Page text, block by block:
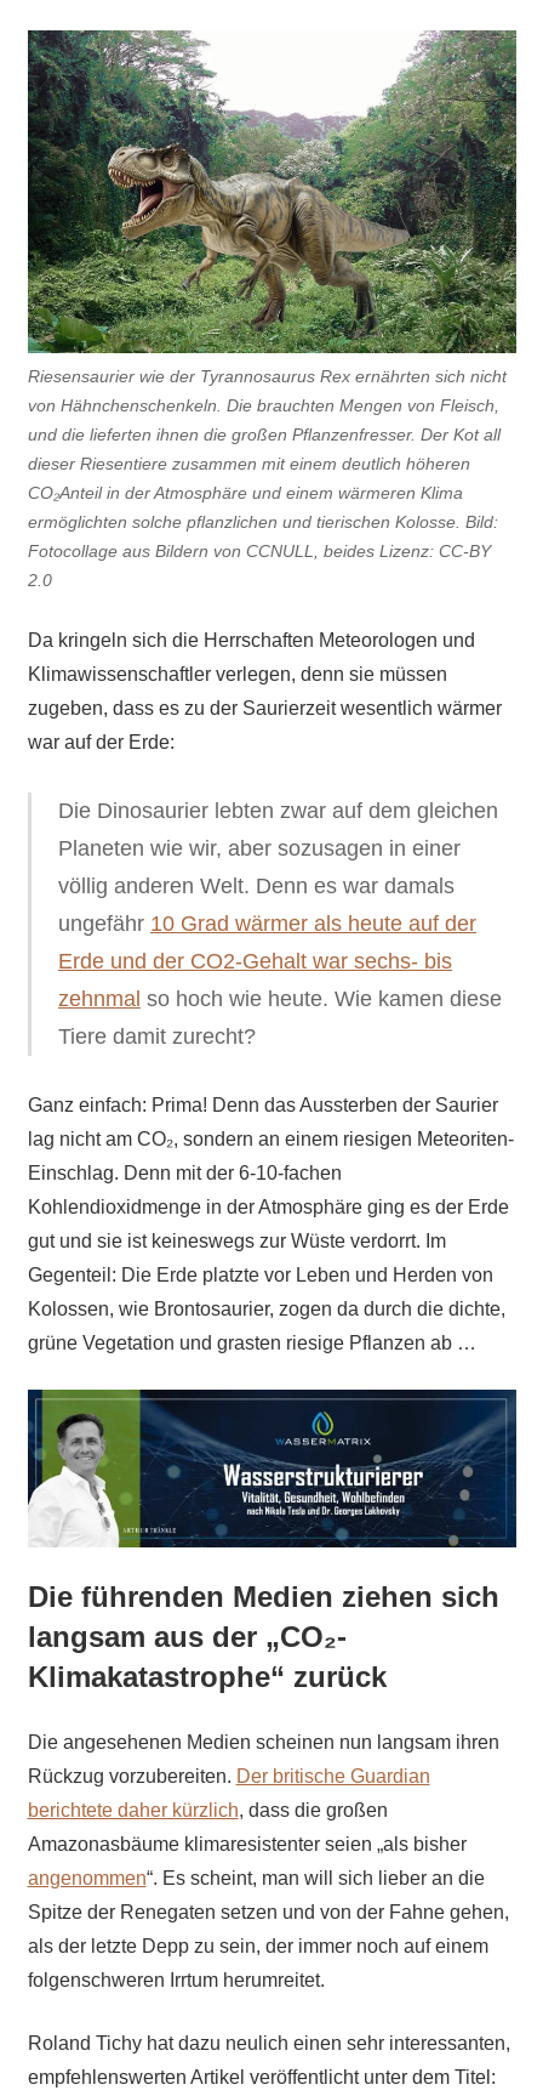
Riesensaurier wie der Tyrannosaurus Rex ernährten sich nicht
von Hähnchenschenkeln. Die brauchten Mengen von Fleisch,
und die lieferten ihnen die großen Pflanzenfresser. Der Kot all
dieser Riesentiere zusammen mit einem deutlich höheren
CO₂Anteil in der Atmosphäre und einem wärmeren Klima
ermöglichten solche pflanzlichen und tierischen Kolosse. Bild:
Fotocollage aus Bildern von CCNULL, beides Lizenz: CC-BY
2.0
Da kringeln sich die Herrschaften Meteorologen und
Klimawissenschaftler verlegen, denn sie müssen
zugeben, dass es zu der Saurierzeit wesentlich wärmer
war auf der Erde:
Die Dinosaurier lebten zwar auf dem gleichen
Planeten wie wir, aber sozusagen in einer
völlig anderen Welt. Denn es war damals
ungefähr 10 Grad wärmer als heute auf der
Erde und der CO2-Gehalt war sechs- bis
zehnmal so hoch wie heute. Wie kamen diese
Tiere damit zurecht?
Ganz einfach: Prima! Denn das Aussterben der Saurier
lag nicht am CO₂, sondern an einem riesigen Meteoriten-
Einschlag. Denn mit der 6-10-fachen
Kohlendioxidmenge in der Atmosphäre ging es der Erde
gut und sie ist keineswegs zur Wüste verdorrt. Im
Gegenteil: Die Erde platzte vor Leben und Herden von
Kolossen, wie Brontosaurier, zogen da durch die dichte,
grüne Vegetation und grasten riesige Pflanzen ab …
Die führenden Medien ziehen sich
langsam aus der „CO₂-
Klimakatastrophe“ zurück
Die angesehenen Medien scheinen nun langsam ihren
Rückzug vorzubereiten. Der britische Guardian
berichtete daher kürzlich, dass die großen
Amazonasbäume klimaresistenter seien „als bisher
angenommen“. Es scheint, man will sich lieber an die
Spitze der Renegaten setzen und von der Fahne gehen,
als der letzte Depp zu sein, der immer noch auf einem
folgenschweren Irrtum herumreitet.
Roland Tichy hat dazu neulich einen sehr interessanten,
empfehlenswerten Artikel veröffentlicht unter dem Titel: